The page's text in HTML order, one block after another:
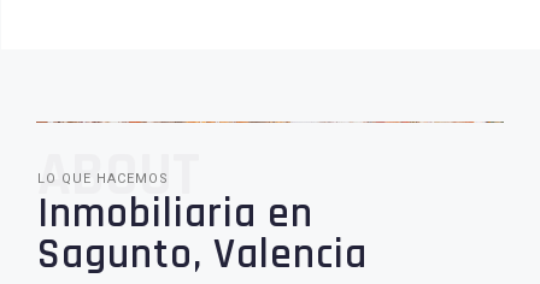
ABOUT
LO QUE HACEMOS
Inmobiliaria en
Sagunto, Valencia